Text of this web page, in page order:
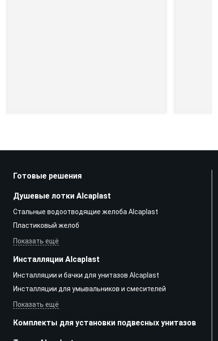
Готовые решения
Душевые лотки Alcaplast
Стальные водоотводящие желоба Alcaplast
Пластиковый желоб
Показать ещё
Инсталляции Alcaplast
Инсталляции и бачки для унитазов Alcaplast
Инсталляции для умывальников и смесителей
Показать ещё
Комплекты для установки подвесных унитазов